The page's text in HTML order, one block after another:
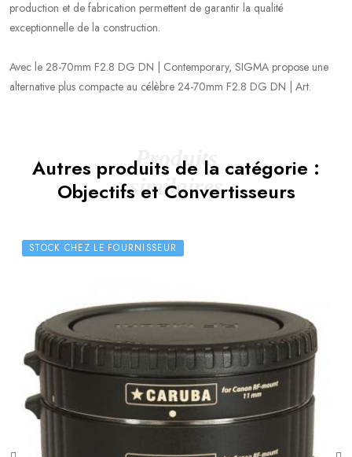
production et de fabrication permettent de garantir la qualité
exceptionnelle de la construction.
Avec le 28-70mm F2.8 DG DN | Contemporary, SIGMA propose une
alternative plus compacte au célèbre 24-70mm F2.8 DG DN | Art.
Produits
similaires
Autres produits de la catégorie :
Objectifs et Convertisseurs
STOCK CHEZ LE FOURNISSEUR